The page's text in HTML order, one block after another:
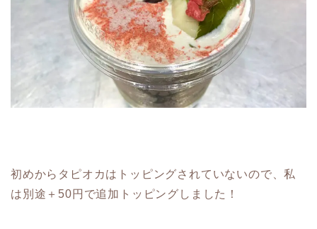
初めからタピオカはトッピングされていないので、私
は別途＋50円で追加トッピングしました！